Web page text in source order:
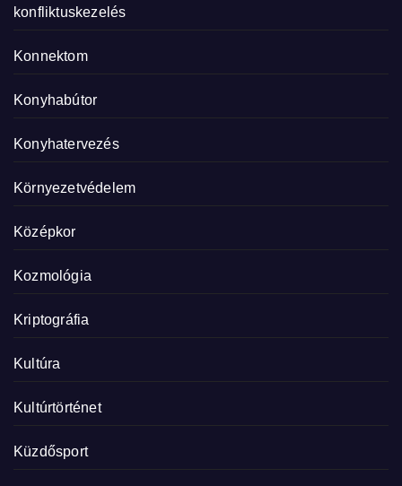
konfliktuskezelés
Konnektom
Konyhabútor
Konyhatervezés
Környezetvédelem
Középkor
Kozmológia
Kriptográfia
Kultúra
Kultúrtörténet
Küzdősport